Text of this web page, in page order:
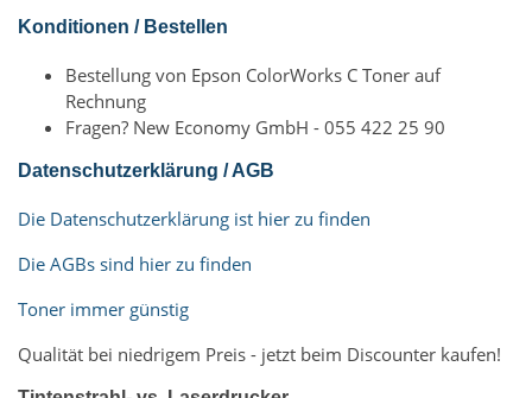
Konditionen / Bestellen
Bestellung von Epson ColorWorks C Toner auf
Rechnung
Fragen? New Economy GmbH - 055 422 25 90
Datenschutzerklärung / AGB
Die Datenschutzerklärung ist hier zu finden
Die AGBs sind hier zu finden
Toner immer günstig
Qualität bei niedrigem Preis - jetzt beim Discounter kaufen!